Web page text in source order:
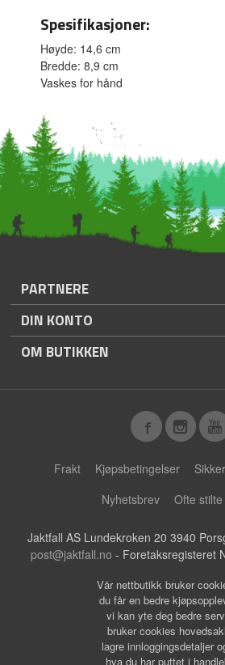
Spesifikasjoner:
Høyde: 14,6 cm
Bredde: 8,9 cm
Vaskes for hånd
PARTNERE
DIN KONTO
OM BUTIKKEN
Frakt Kjøpsbetingelser
Nyhetsbrev
Ofte
Jaktfall AS Lundekroken 20 3940
post@jaktfall.no - Foretaksregisteret
Vår nettbutikk bruker
du får en bedre
vi kan yte deg bedre
bruker cookies
lagre innloggingsdetaljer
hva du har puttet i